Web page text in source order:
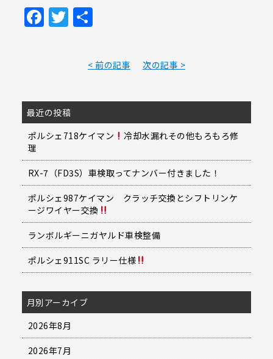
Facebook
Twitter
共
< 前の記事 次の記事 >
最近の投稿
ポルシェ718ケイマン
冷却水漏れその他もろもろ修
理
RX-7（FD3S）車検取ってナンバー付きました！
ポルシェ987ケイマン クラッチ交換とシフトリンケ
ージワイヤー交換
ランボルギーニガヤルド車検整備
ポルシェ911SC ラリー仕様
月別アーカイブ
2026年8月
2026年7月